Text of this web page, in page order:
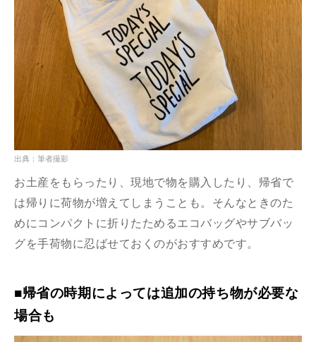
出典：筆者撮影
お土産をもらったり、現地で物を購入したり、帰省で
は帰りに荷物が増えてしまうことも。そんなときのた
めにコンパクトに折りたためるエコバッグやサブバッ
グを手荷物に忍ばせておくのがおすすめです。
■帰省の時期によっては追加の持ち物が必要な
場合も